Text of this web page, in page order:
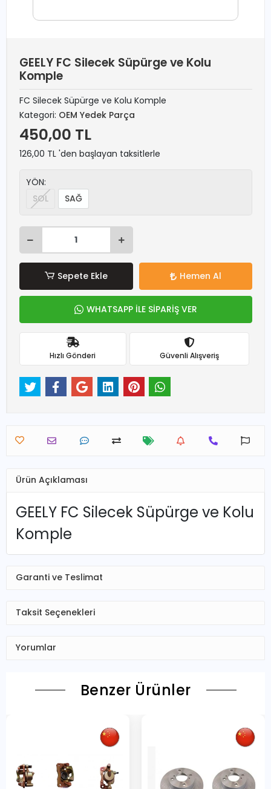
GEELY FC Silecek Süpürge ve Kolu
Komple
FC Silecek Süpürge ve Kolu Komple
Kategori: OEM Yedek Parça
450,00 TL
126,00 TL 'den başlayan taksitlerle
YÖN:
SOL
SAĞ
Sepete Ekle Hemen Al
WHATSAPP İLE SİPARİŞ VER
Hızlı Gönderi Güvenli Alışveriş
Ürün Açıklaması
GEELY FC Silecek Süpürge ve Kolu
Komple
Garanti ve Teslimat
Taksit Seçenekleri
Yorumlar
Benzer Ürünler